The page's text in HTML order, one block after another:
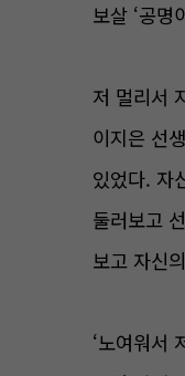
보살 ‘공명
저 멀리서
이지은 선
있었다. 자
둘러보고
보고 자신
‘노여워서